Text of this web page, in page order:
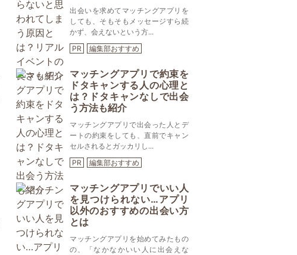
出会いを求めてマッチングアプリを
しても、そもそもメッセージすら続
かず、会えないという方...
PR
編集部おすすめ
マッチングアプリで約束を
ドタキャンする人の心理と
は？ドタキャンなしで出会
う方法も紹介
マッチングアプリで出会った人とデ
ートの約束をしても、直前でキャン
セルされるとガッカリし...
PR
編集部おすすめ
マッチングアプリでいい人
を見つけられない…アプリ
以外のおすすめの出会い方
とは
マッチングアプリを始めてみたもの
の、「なかなかいい人に出会えな